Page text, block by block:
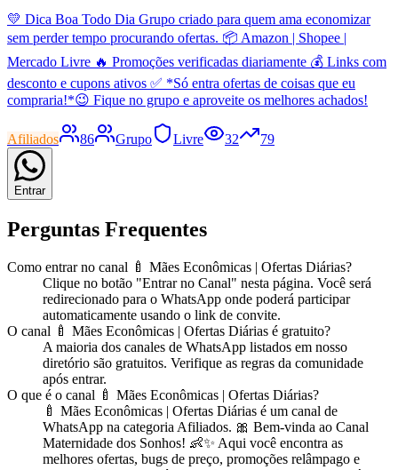
💛 Dica Boa Todo Dia Grupo criado para quem ama economizar
sem perder tempo procurando ofertas. 📦 Amazon | Shopee |
Mercado Livre 🔥 Promoções verificadas diariamente 💰 Links com
desconto e cupons ativos ✅ *Só entra ofertas de coisas que eu
compraria!*😉 Fique no grupo e aproveite os melhores achados!
Afiliados 86 Grupo Livre 32 79
Entrar
Perguntas Frequentes
Como entrar no canal 🍼 Mães Econômicas | Ofertas Diárias?
Clique no botão "Entrar no Canal" nesta página. Você será
redirecionado para o WhatsApp onde poderá participar
automaticamente usando o link de convite.
O canal 🍼 Mães Econômicas | Ofertas Diárias é gratuito?
A maioria dos canales de WhatsApp listados em nosso
diretório são gratuitos. Verifique as regras da comunidade
após entrar.
O que é o canal 🍼 Mães Econômicas | Ofertas Diárias?
🍼 Mães Econômicas | Ofertas Diárias é um canal de
WhatsApp na categoria Afiliados. 🎀 Bem-vinda ao Canal
Maternidade dos Sonhos! 👶✨ Aqui você encontra as
melhores ofertas, bugs de preço, promoções relâmpago e